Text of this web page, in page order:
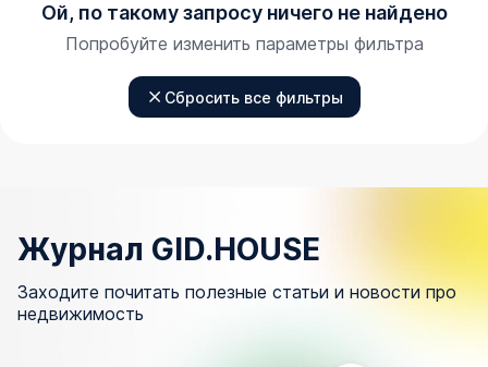
Ой, по такому запросу ничего не найдено
Попробуйте изменить параметры фильтра
Сбросить все фильтры
Журнал GID.HOUSE
Заходите почитать полезные статьи и новости про
недвижимость